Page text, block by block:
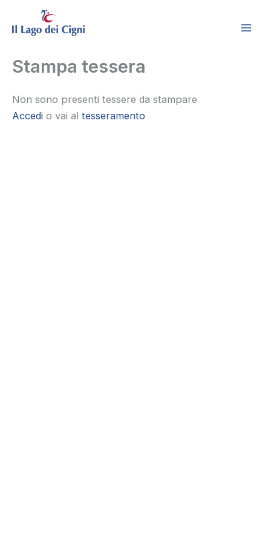
Stampa tessera
Non sono presenti tessere da stampare
Accedi o vai al tesseramento